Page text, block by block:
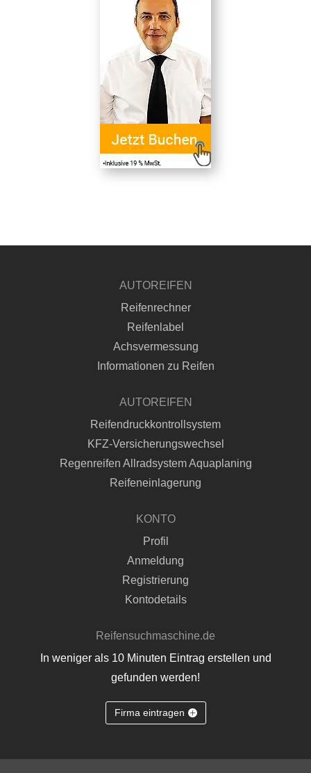
AUTOREIFEN
Reifenrechner
Reifenlabel
Achsvermessung
Informationen zu Reifen
AUTOREIFEN
Reifendruckkontrollsystem
KFZ-Versicherungswechsel
Regenreifen Allradsystem Aquaplaning
Reifeneinlagerung
KONTO
Profil
Anmeldung
Registrierung
Kontodetails
Reifensuchmaschine.de
In weniger als 10 Minuten Eintrag erstellen und
gefunden werden!
Firma eintragen